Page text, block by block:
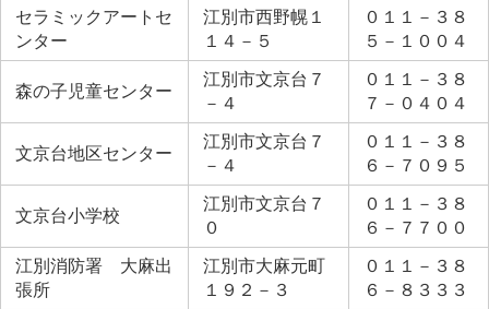
セラミックアートセ
ンター
江別市西野幌１
１４－５
０１１－３８
５－１００４
森の子児童センター
江別市文京台７
－４
０１１－３８
７－０４０４
文京台地区センター
江別市文京台７
－４
０１１－３８
６－７０９５
文京台小学校
江別市文京台７
０
０１１－３８
６－７７００
江別消防署 大麻出
張所
江別市大麻元町
１９２－３
０１１－３８
６－８３３３